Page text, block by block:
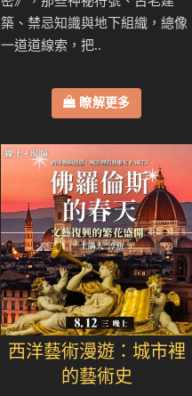
築、禁忌知識與地下組織，總像
一道道線索，把..
瞭解更多
西洋藝術漫遊：城市裡
的藝術史